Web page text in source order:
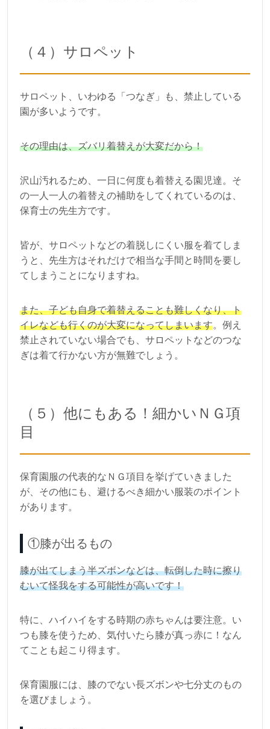
（４）サロペット
サロペット、いわゆる「つなぎ」も、禁止している
園が多いようです。
その理由は、ズバリ着替えが大変だから！
沢山汚れるため、一日に何度も着替える園児達。そ
の一人一人の着替えの補助をしてくれているのは、
保育士の先生方です。
皆が、サロペットなどの着脱しにくい服を着てしま
うと、先生方はそれだけで相当な手間と時間を要し
てしまうことになりますね。
また、子ども自身で着替えることも難しくなり、ト
イレなども行くのが大変になってしまいます。例え
禁止されていない場合でも、サロペットなどのつな
ぎは着て行かない方が無難でしょう。
（５）他にもある！細かいＮＧ項
目
保育園服の代表的なＮＧ項目を挙げていきました
が、その他にも、避けるべき細かい服装のポイント
があります。
①膝が出るもの
膝が出てしまう半ズボンなどは、転倒した時に擦り
むいて怪我をする可能性が高いです！
特に、ハイハイをする時期の赤ちゃんは要注意。い
つも膝を使うため、気付いたら膝が真っ赤に！なん
てことも起こり得ます。
保育園服には、膝のでない長ズボンや七分丈のもの
を選びましょう。